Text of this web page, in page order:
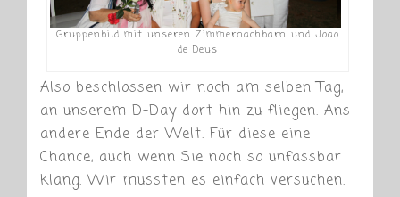
Gruppenbild mit unseren Zimmernachbarn und Joao
de Deus
Also beschlossen wir noch am selben Tag,
an unserem D-Day dort hin zu fliegen. Ans
andere Ende der Welt. Für diese eine
Chance, auch wenn Sie noch so unfassbar
klang. Wir mussten es einfach versuchen.